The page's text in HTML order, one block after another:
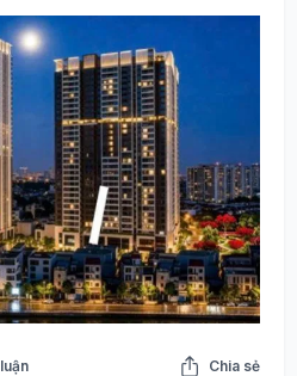
Chia sẻ